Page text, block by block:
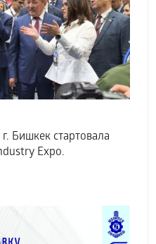
Бишкек стартовала
Expo.